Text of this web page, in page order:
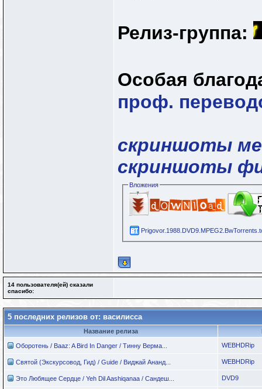
Релиз-группа:
Особая
проф.
скриншоты
скриншоты
Вложения
14 пользователя(ей) сказали
cпасибо:
5 последних релизов от: василисса
Название релиза
Оборотень / Baaz: A Bird In Danger / Тинну Верма... WEBHDRip
Святой (Экскурсовод, Гид) / Guide / Виджай Ананд... WEBHDRip
Это Любящее Сердце / Yeh Dil Aashiqanaa / Сандеш... DVD9